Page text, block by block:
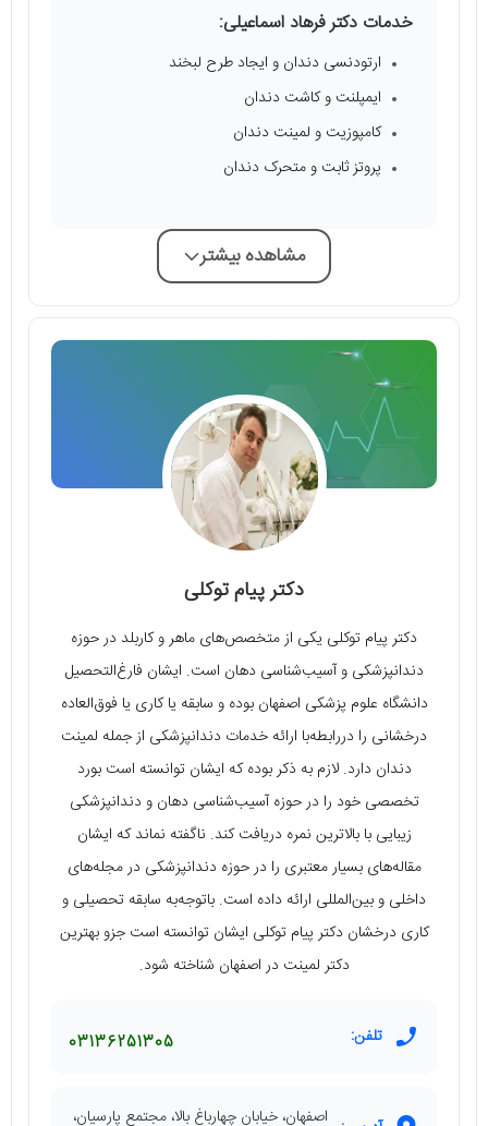
خدمات دکتر فرهاد اسماعیلی:
ارتودنسی دندان و ایجاد طرح لبخند
ایمپلنت و کاشت دندان
کامپوزیت و لمینت دندان
پروتز ثابت و متحرک دندان
مشاهده بیشتر
دکتر پیام توکلی
دکتر پیام توکلی یکی از متخصص‌های ماهر و کاربلد در حوزه
دندانپزشکی و آسیب‌شناسی دهان است. ایشان فارغ‌التحصیل
دانشگاه علوم پزشکی اصفهان بوده و سابقه یا کاری یا فوق‌العاده
درخشانی را دررابطه‌با ارائه خدمات دندانپزشکی از جمله لمینت
دندان دارد. لازم به ذکر بوده که ایشان توانسته است بورد
تخصصی خود را در حوزه آسیب‌شناسی دهان و دندانپزشکی
زیبایی با بالاترین نمره دریافت کند. ناگفته نماند که ایشان
مقاله‌های بسیار معتبری را در حوزه دندانپزشکی در مجله‌های
داخلی و بین‌المللی ارائه داده است. باتوجه‌به سابقه تحصیلی و
کاری درخشان دکتر پیام توکلی ایشان توانسته است جزو بهترین
دکتر لمینت در اصفهان شناخته شود.
تلفن: 03136251305
اصفهان، خیابان چهارباغ بالا، مجتمع پارسیان،